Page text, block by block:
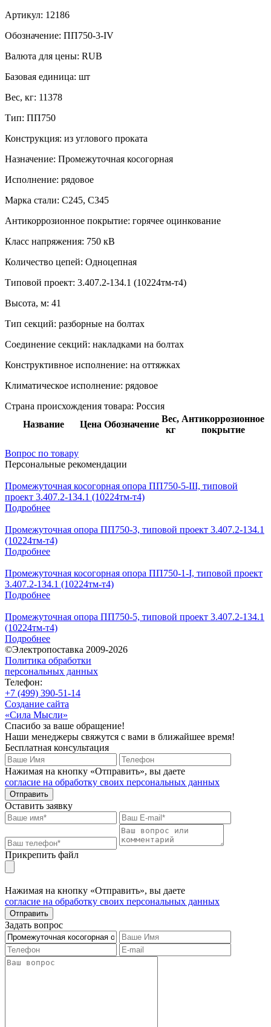
Артикул: 12186
Обозначение: ПП750-3-IV
Валюта для цены: RUB
Базовая единица: шт
Вес, кг: 11378
Тип: ПП750
Конструкция: из углового проката
Назначение: Промежуточная косогорная
Исполнение: рядовое
Марка стали: С245, С345
Антикоррозионное покрытие: горячее оцинкование
Класс напряжения: 750 кВ
Количество цепей: Одноцепная
Типовой проект: 3.407.2-134.1 (10224тм-т4)
Высота, м: 41
Тип секций: разборные на болтах
Соединение секций: накладками на болтах
Конструктивное исполнение: на оттяжках
Климатическое исполнение: рядовое
Страна происхождения товара: Россия
Название
Цена Обозначение
Вес,
кг
Антикоррозионное
покрытие
Вопрос по товару
Персональные рекомендации
Промежуточная косогорная опора ПП750-5-III, типовой
проект 3.407.2-134.1 (10224тм-т4)
Подробнее
Промежуточная опора ПП750-3, типовой проект 3.407.2-134.1
(10224тм-т4)
Подробнее
Промежуточная косогорная опора ПП750-1-I, типовой проект
3.407.2-134.1 (10224тм-т4)
Подробнее
Промежуточная опора ПП750-5, типовой проект 3.407.2-134.1
(10224тм-т4)
Подробнее
©Электропоставка 2009-2026
Политика обработки
персональных данных
Телефон:
+7 (499) 390-51-14
Создание сайта
«Сила Мысли»
Спасибо за ваше обращение!
Наши менеджеры свяжутся с вами в ближайшее время!
Бесплатная консультация
Нажимая на кнопку «Отправить», вы даете
согласие на обработку своих персональных данных
Отправить
Оставить заявку
Прикрепить файл
Нажимая на кнопку «Отправить», вы даете
согласие на обработку своих персональных данных
Отправить
Задать вопрос